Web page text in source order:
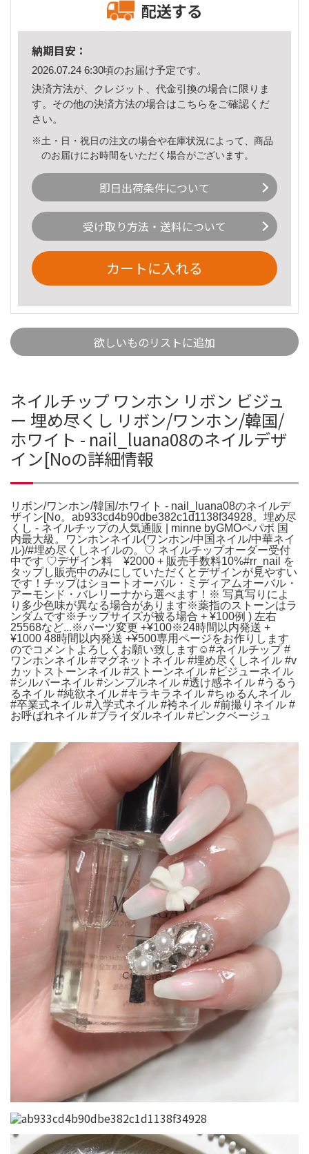
配送する
納期目安：
2026.07.24 6:30頃のお届け予定です。
決済方法が、クレジット、代金引換の場合に限りま
す。その他の決済方法の場合はこちら をご確認くだ
さい。
※土・日・祝日の注文の場合や在庫状況によって、商品
のお届けにお時間をいただく場合がございます。
即日出荷条件について
受け取り方法・送料について
カートに入れる
欲しいものリストに追加
ネイルチップ ワンホン リボン ビジュ
ー 埋め尽くし リボン/ワンホン/韓国/
ホワイト - nail_luana08のネイルデザ
イン[Noの詳細情報
リボン/ワンホン/韓国/ホワイト - nail_luana08のネイルデ
ザイン[No。ab933cd4b90dbe382c1d1138f34928。埋め尽
くし - ネイルチップの人気通販 | minne byGMOペパボ 国
内最大級。ワンホンネイル(ワンホン/中国ネイル/中華ネイ
ル)/#埋め尽くしネイルの。♡ ネイルチップオーダー受付
中です ♡デザイン料 ¥2000 + 販売手数料10%#rr_nail を
タップし販売中のみにしていただくとデザインが見やすい
です！チップはショートオーバル・ミディアムオーバル・
アーモンド・バレリーナから選べます！※ 写真写りによ
り多少色味が異なる場合があります※薬指のストーンはラ
ンダムです※チップサイズが被る場合 + ¥100例 ) 左右
25568など...※パーツ変更 +¥100※24時間以内発送 +
¥1000 48時間以内発送 +¥500専用ページをお作りします
のでコメントよろしくお願い致します☺︎#ネイルチップ #
ワンホンネイル #マグネットネイル #埋め尽くしネイル #v
カットストーンネイル #ストーンネイル #ビジューネイル
#シルバーネイル #シンプルネイル #透け感ネイル #うるう
るネイル #純欲ネイル #キラキラネイル #ちゅるんネイル
#卒業式ネイル #入学式ネイル #袴ネイル #前撮りネイル #
お呼ばれネイル #ブライダルネイル #ピンクベージュ